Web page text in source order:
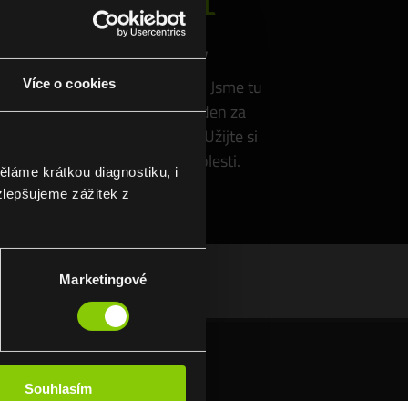
Více o cookies
krátkou diagnostiku, i
zážitek z
Marketingové
Souhlasím
Pobočky
Rádi vás uvidíme! Jsme tu
pro vás každý den za
každého počasí. Užijte si
relaxaci bez bolesti.